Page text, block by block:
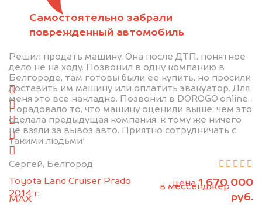
Самостоятельно забрали
поврежденный автомобиль
Решил продать машину. Она после ДТП, понятное
дело не на ходу. Позвонил в одну компанию в
Белгороде, там готовы были ее купить, но просили
доставить им машину или оплатить эвакуатор. Для
меня это все накладно. Позвонил в DOROGO.online.
Порадовало то, что машину оценили выше, чем это
сделала предыдущая компания, к тому же ничего
не взяли за вывоз авто. Приятно сотрудничать с
такими людьми!
Сергей, Белгород
Toyota Land Cruiser Prado
2014 г.
цена1 670 000
руб.
Отправьте фотографии автомобиля — через
1. Сфотографируйте машину:
спереди
сзади
слева
+79584983298 по WhatsApp*, в мессенджер
MAX